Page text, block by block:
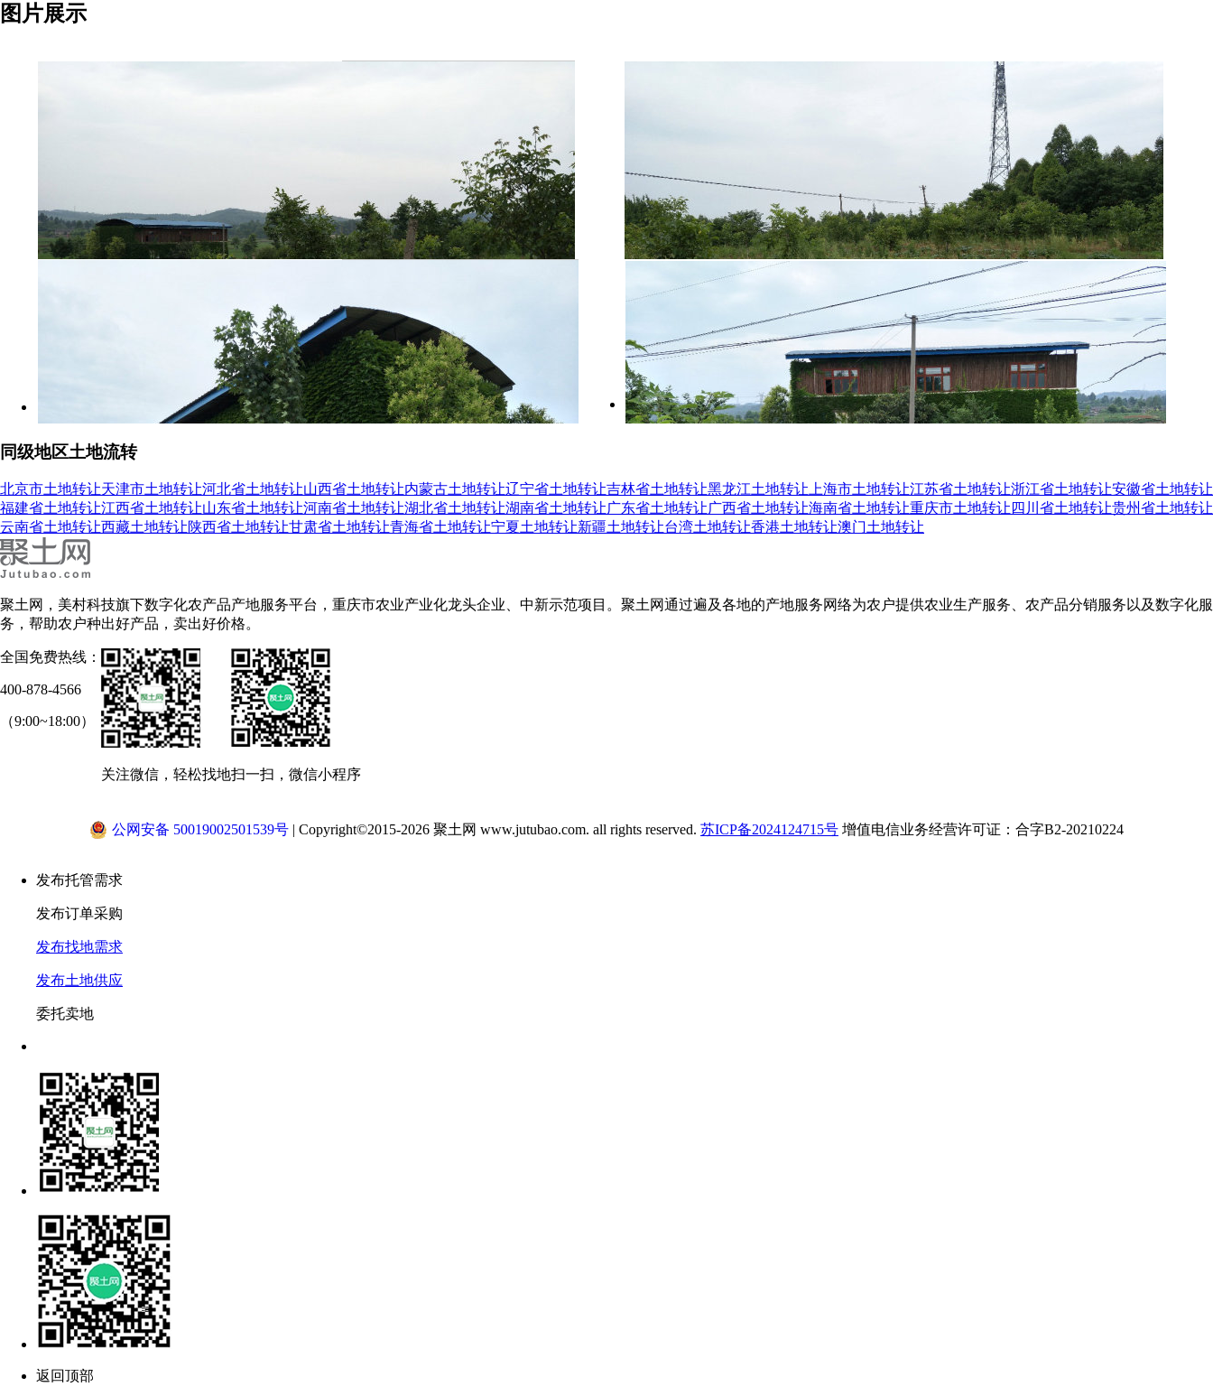
图片展示
同级地区土地流转
北京市土地转让天津市土地转让河北省土地转让山西省土地转让内蒙古土地转让辽宁省土地转让吉林省土地转让黑龙江土地转让 上海市土地转让江苏省土地转让浙江省土地转让安徽省土地转让
福建省土地转让江西省土地转让山东省土地转让河南省土地转让湖北省土地转让湖南省土地转让广东省土地转让广西省土地转让海南省土地转让重庆市土地转让 四川省土地转让贵州省土地转让
云南省土地转让西藏土地转让陕西省土地转让甘肃省土地转让青海省土地转让宁夏土地转让新疆土地转让台湾土地转让香港土地转让澳门土地转让
聚土网，美村科技旗下数字化农产品产地服务平台，重庆市农业产业化龙头企业、中新示范项目。聚土网通过遍及各地的产地服务网络为农户提供农业生产服务、农产品分销服务以及数字化服
务，帮助农户种出好产品，卖出好价格。
全国免费热线：
400-878-4566
（9:00~18:00）
关注微信，轻松找地扫一扫，微信小程序
公网安备 50019002501539号 | Copyright©2015-2026 聚土网 www.jutubao.com. all rights reserved. 苏ICP备2024124715号 增值电信业务经营许可证：合字B2-20210224
发布托管需求
发布订单采购
发布找地需求
发布土地供应
委托卖地
返回顶部